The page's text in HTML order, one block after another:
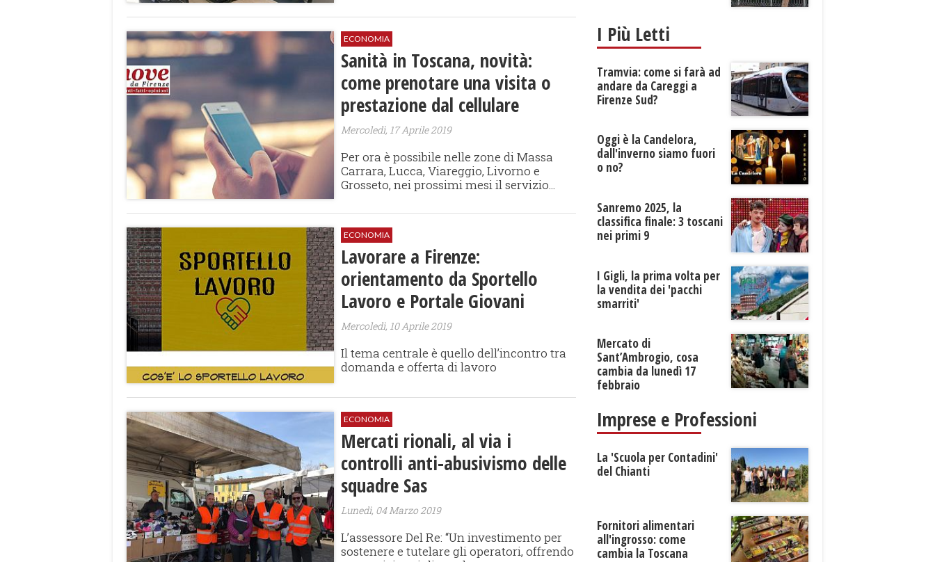
ECONOMIA
Sanità in Toscana, novità:
come prenotare una visita o
prestazione dal cellulare
Mercoledì, 17 Aprile 2019
Per ora è possibile nelle zone di Massa
Carrara, Lucca, Viareggio, Livorno e
Grosseto, nei prossimi mesi il servizio...
ECONOMIA
Lavorare a Firenze:
orientamento da Sportello
Lavoro e Portale Giovani
Mercoledì, 10 Aprile 2019
Il tema centrale è quello dell’incontro tra
domanda e offerta di lavoro
ECONOMIA
Mercati rionali, al via i
controlli anti-abusivismo delle
squadre Sas
Lunedì, 04 Marzo 2019
L’assessore Del Re: “Un investimento per
sostenere e tutelare gli operatori, offrendo
I Più Letti
Tramvia: come si farà ad
andare da Careggi a
Firenze Sud?
Oggi è la Candelora,
dall'inverno siamo fuori
o no?
Sanremo 2025, la
classifica finale: 3 toscani
nei primi 9
I Gigli, la prima volta per
la vendita dei 'pacchi
smarriti'
Mercato di
Sant’Ambrogio, cosa
cambia da lunedì 17
febbraio
Imprese e Professioni
La 'Scuola per Contadini'
del Chianti
Fornitori alimentari
all'ingrosso: come
cambia la Toscana